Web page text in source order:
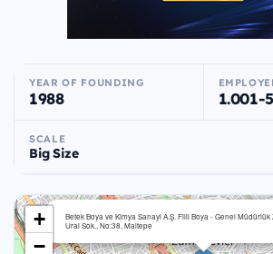
YEAR OF FOUNDING
1988 1.001-
SCALE
Big Size
Betek Boya ve Kimya Sanayi A.Ş. Filli Boya - Genel
Ural Sok., No:38, Maltepe
+
−